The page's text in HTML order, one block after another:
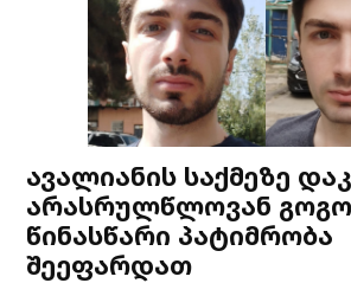
ავალიანის საქმეზე
არასრულწლოვან
წინასწარი პატიმრობა
შეეფარდათ